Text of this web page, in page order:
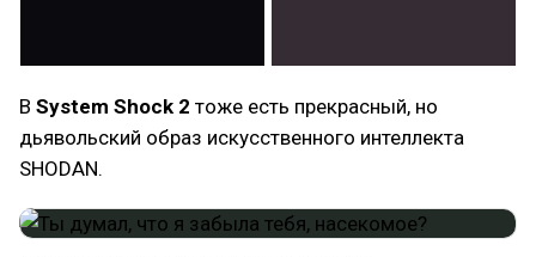
В System Shock 2 тоже есть прекрасный, но
дьявольский образ искусственного интеллекта
SHODAN.